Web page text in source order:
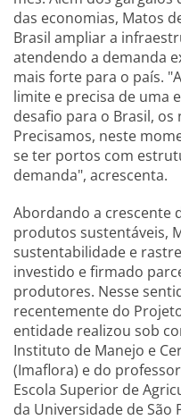
das economias, Matos
Brasil ampliar a
atendendo a demanda
mais forte para o país.
limite e precisa de uma
desafio para o Brasil,
Precisamos, neste
se ter portos com
demanda", acrescenta.
Abordando a crescente
produtos sustentáveis,
sustentabilidade e
investido e firmado
produtores. Nesse
recentemente do
entidade realizou sob
Instituto de Manejo e
(Imaflora) e do
Escola Superior de
da Universidade de São